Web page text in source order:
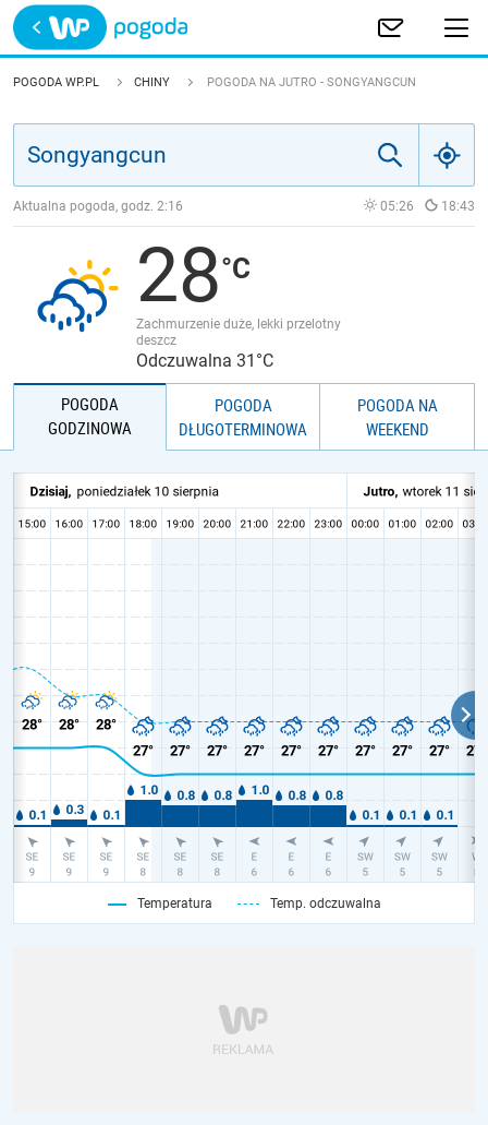
Trwa ładowanie
POLSKA
JAKOŚĆ POWIETRZA
POGODA WP.PL CHINY POGODA NA JUTRO - SONGYANGCUN
Aktualna pogoda, godz. 2:16 05:26 18:43
28
Zachmurzenie duże, lekki przelotny
deszcz
Odczuwalna 31°C
POGODA
GODZINOWA
POGODA
DŁUGOTERMINOWA
POGODA NA
WEEKEND
Temperatura Temp. odczuwalna